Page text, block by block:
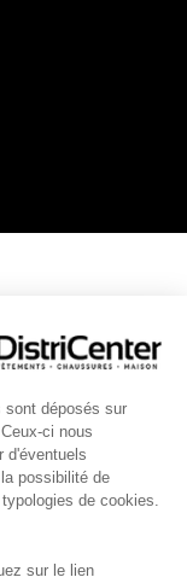
sont déposés sur
ci nous
d'éventuels
possibilité de
de cookies.
sur le lien